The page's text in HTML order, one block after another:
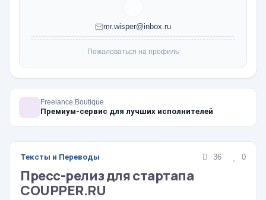
mr.wisper@inbox.ru
Пожаловаться на профиль
Freelance.Boutique
Премиум-сервис для лучших исполнителей
Тексты и Переводы 36 0
Пресс-релиз для стартапа
COUPPER.RU